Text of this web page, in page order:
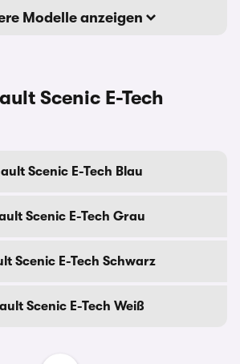
Modelle anzeigen
Scenic E-Tech
Scenic E-Tech Blau
Scenic E-Tech Grau
Scenic E-Tech Schwarz
Scenic E-Tech Weiß